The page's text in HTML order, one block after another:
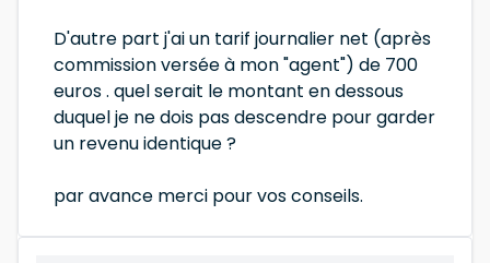
D'autre part j'ai un tarif journalier net (après
commission versée à mon "agent") de 700
euros . quel serait le montant en dessous
duquel je ne dois pas descendre pour garder
un revenu identique ?
par avance merci pour vos conseils.